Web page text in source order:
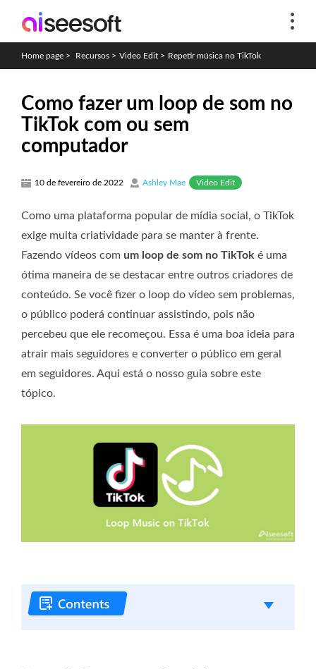
Home page > Recursos > Video Edit > Repetir música no TikTok
Como fazer um loop de som no
TikTok com ou sem
computador
10 de fevereiro de 2022 Ashley Mae Video Edit
Como uma plataforma popular de mídia social, o TikTok
exige muita criatividade para se manter à frente.
Fazendo vídeos com um loop de som no TikTok é uma
ótima maneira de se destacar entre outros criadores de
conteúdo. Se você fizer o loop do vídeo sem problemas,
o público poderá continuar assistindo, pois não
percebeu que ele recomeçou. Essa é uma boa ideia para
atrair mais seguidores e converter o público em geral
em seguidores. Aqui está o nosso guia sobre este
tópico.